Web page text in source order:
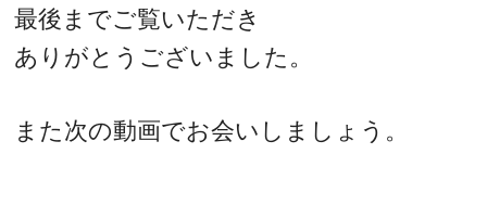
最後までご覧いただき
ありがとうございました。
また次の動画でお会いしましょう。